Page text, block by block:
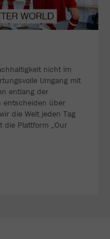
nicht im
Umgang mit
entlang der
entscheiden über
die Welt jeden Tag
die Plattform „Our